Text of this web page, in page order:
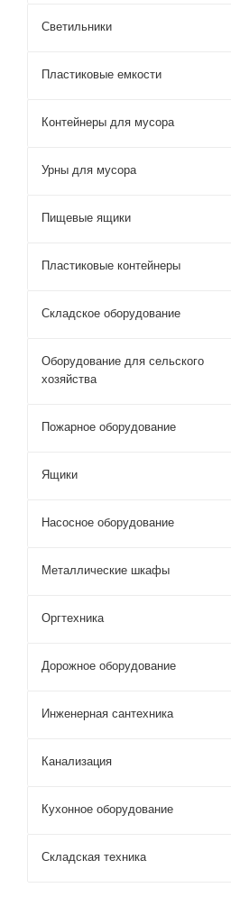
Светильники
Пластиковые емкости
Контейнеры для мусора
Урны для мусора
Пищевые ящики
Пластиковые контейнеры
Складское оборудование
Оборудование для сельского
хозяйства
Пожарное оборудование
Ящики
Насосное оборудование
Металлические шкафы
Оргтехника
Дорожное оборудование
Инженерная сантехника
Канализация
Кухонное оборудование
Складская техника